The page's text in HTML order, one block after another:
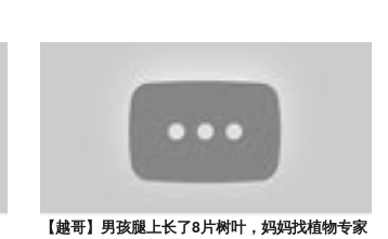
【越哥】男孩腿上长了8片树叶，妈妈找植物专家